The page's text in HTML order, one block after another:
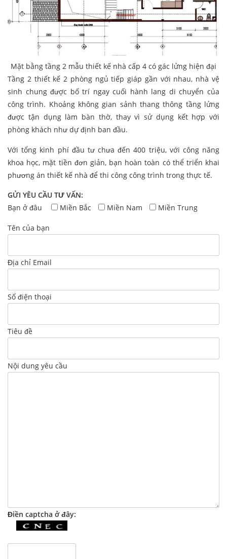
Mặt bằng tầng 2 mẫu thiết kế nhà cấp 4 có gác lửng hiện đại
Tầng 2 thiết kế 2 phòng ngủ tiếp giáp gần với nhau, nhà vệ
sinh chung được bố trí ngay cuối hành lang di chuyển của
công trình. Khoảng không gian sảnh thang thông tầng lửng
được tận dụng làm bàn thờ, thay vì sử dụng kết hợp với
phòng khách như dự định ban đầu.
Với tổng kinh phí đầu tư chưa đến 400 triệu, với công năng
khoa học, mặt tiền đơn giản, bạn hoàn toàn có thể triển khai
phương án thiết kế nhà để thi công công trình trong thực tế.
GỬI YÊU CẦU TƯ VẤN:
Bạn ở đâu
Miền Bắc Miền Nam Miền Trung
Tên của bạn
Địa chỉ Email
Số điện thoại
Tiêu đề
Nội dung yêu cầu
Điền captcha ở đây: